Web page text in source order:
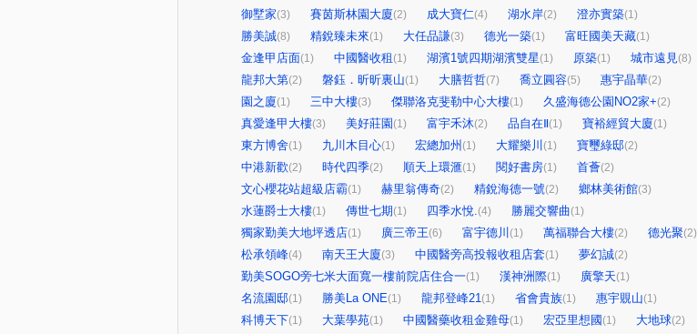
御墅家(3) 賽茵斯林園大廈(2) 成大寶仁(4) 湖水岸(2) 澄亦實築(1)
勝美誠(8) 精銳臻未來(1) 大任品謙(3) 德光一築(1) 富旺國美天藏(1)
金逢甲店面(1) 中國醫收租 (1) 湖濱1號四期湖濱雙星(1) 原築(1) 城市遠見(8)
龍邦大第(2) 磐鈺．昕昕裏山(1) 大膳哲哲(7) 喬立圓容(5) 惠宇晶華(2)
園之廈(1) 三中大樓(3) 傑聯洛克斐勒中心大樓(1) 久盛海德公園NO2家+(2)
真愛逢甲大樓(3) 美好莊園 (1) 富宇禾沐(2) 品自在Ⅱ(1) 寶裕經貿大廈(1)
東方博舍(1) 九川木目心(1) 宏總加州 (1) 大耀樂川 (1) 寶璽綠邸(2)
中港新歡(2) 時代四季(2) 順天上環滙(1) 閱好書房(1) 首薈(2)
文心櫻花站超級店霸(1) 赫里翁傳奇(2) 精銳海德一號(2) 鄉林美術館(3)
水蓮爵士大樓(1) 傳世七期(1) 四季水悅.(4) 勝麗交響曲(1)
獨家勤美大地坪透店(1) 廣三帝王(6) 富宇德川 (1) 萬福聯合大樓(2) 德光聚(2)
松承領峰(4) 南天王大廈(3) 中國醫旁高投報收租店套(1) 夢幻誠(2)
勤美SOGO旁七米大面寬一樓前院店住合一(1) 漢神洲際(1) 廣擎天(1)
名流園邸(1) 勝美La ONE(1) 龍邦登峰21(1) 省會貴族(1) 惠宇覞山(1)
科博天下(1) 大葉學苑(1) 中國醫藥收租金雞母(1) 宏亞里想國 (1) 大地球(2)